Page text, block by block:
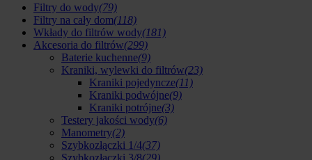
Filtry do wody(79)
Filtry na cały dom(118)
Wkłady do filtrów wody(181)
Akcesoria do filtrów(299)
Baterie kuchenne(9)
Kraniki, wylewki do filtrów(23)
Kraniki pojedyncze(11)
Kraniki podwójne(9)
Kraniki potrójne(3)
Testery jakości wody(6)
Manometry(2)
Szybkozłączki 1/4(37)
Szybkozłączki 3/8(29)